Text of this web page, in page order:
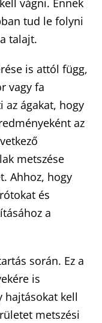
tud le folyni
talajt.
is attól függ,
vagy fa
az ágakat, hogy
az
metszése
Ahhoz, hogy
és
a
során. Ez a
is
hajtásokat kell
metszési